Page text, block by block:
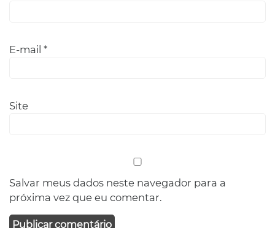
E-mail *
Site
Salvar meus dados neste navegador para a
próxima vez que eu comentar.